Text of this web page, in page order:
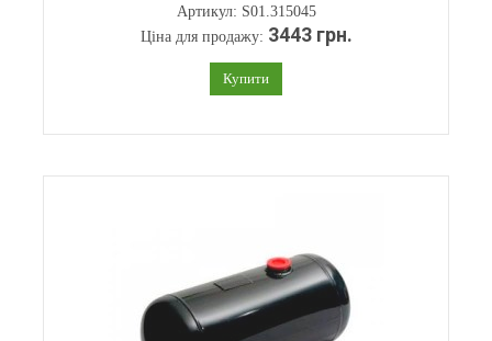
Артикул: S01.315045
Ціна для продажу: 3443 грн.
Купити